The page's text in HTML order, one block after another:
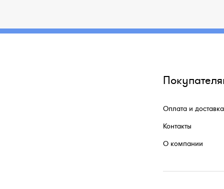
Оплата и доставка
Контакты
О компании